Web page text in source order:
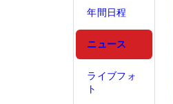
年間日程
ニュース
ライブフォ
ト